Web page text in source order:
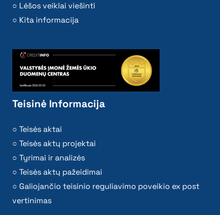
Lėšos veiklai viešinti
Kita informacija
Teisinė Informacija
Teisės aktai
Teisės aktų projektai
Tyrimai ir analizės
Teisės aktų pažeidimai
Galiojančio teisinio reguliavimo poveikio ex post
vertinimas